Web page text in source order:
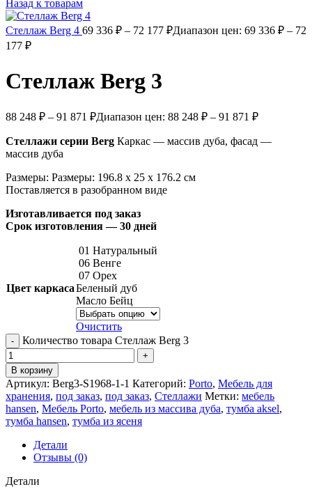
Назад к товарам
Стеллаж Berg 4 69 336 ₽ – 72 177 ₽Диапазон цен: 69 336 ₽ – 72
177 ₽
Стеллаж Berg 3
88 248 ₽ – 91 871 ₽Диапазон цен: 88 248 ₽ – 91 871 ₽
Стеллажи серии Berg Каркас — массив дуба, фасад —
массив дуба
Размеры: Размеры: 196.8 x 25 x 176.2 см
Поставляется в разобранном виде
Изготавливается под заказ
Срок изготовления — 30 дней
Цвет каркаса
01 Натуральный
06 Венге
07 Орех
Беленый дуб
Масло Бейц
Очистить
Количество товара Стеллаж Berg 3
В корзину
Артикул: Berg3-S1968-1-1 Категорий: Porto, Мебель для
хранения, под заказ, под заказ, Стеллажи Метки: мебель
hansen, Мебель Porto, мебель из массива дуба, тумба aksel,
тумба hansen, тумба из ясеня
Детали
Отзывы (0)
Детали